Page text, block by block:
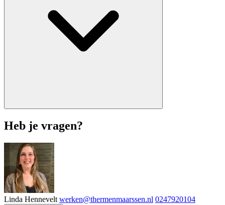
Heb je vragen?
Linda Hennevelt werken@thermenmaarssen.nl 0247920104